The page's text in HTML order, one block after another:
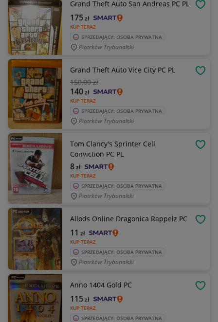
Grand Theft Auto San Andreas PC PL
KUP TERAZ
175zł
SPRZEDAJĄCY: OSOBA PRYWATNA
Piotrków Trybunalski
Grand Theft Auto Vice City PC PL
150,00 zł
KUP TERAZ
140zł
SPRZEDAJĄCY: OSOBA PRYWATNA
Piotrków Trybunalski
Tom Clancy's Sprinter Cell
Conviction PC PL
KUP TERAZ
8zł
SPRZEDAJĄCY: OSOBA PRYWATNA
Piotrków Trybunalski
Allods Online Dragonica Rappelz PC
KUP TERAZ
11 zł
SPRZEDAJĄCY: OSOBA PRYWATNA
Piotrków Trybunalski
Anno 1404 Gold PC
KUP TERAZ
115zł
SPRZEDAJĄCY: OSOBA PRYWATNA